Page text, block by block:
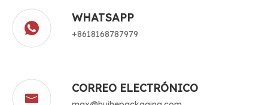
WHATSAPP
+8618168787979
CORREO ELECTRÓNICO